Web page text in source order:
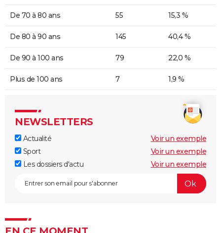
De 70 à 80 ans 55 15,3 %
De 80 à 90 ans 145 40,4 %
De 90 à 100 ans 79 22,0 %
Plus de 100 ans 7 1,9 %
NEWSLETTERS
Actualité
Voir un exemple
Sport
Voir un exemple
Les dossiers d'actu
Voir un exemple